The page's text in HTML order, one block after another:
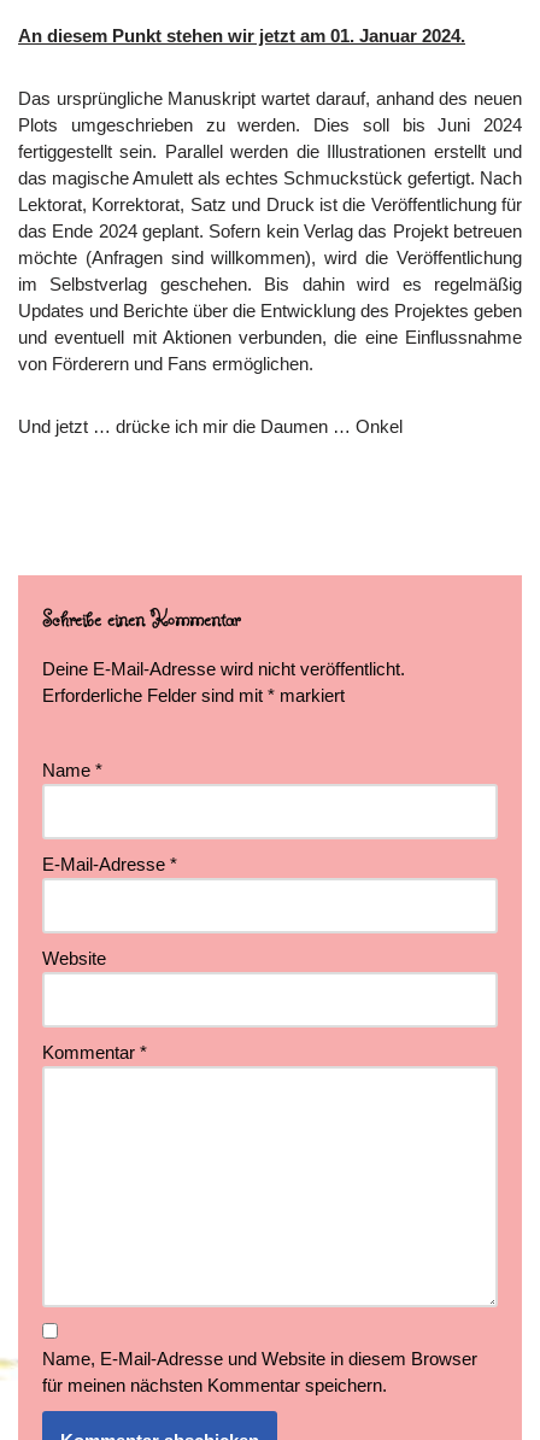
An diesem Punkt stehen wir jetzt am 01. Januar 2024.
Das ursprüngliche Manuskript wartet darauf, anhand des neuen
Plots umgeschrieben zu werden. Dies soll bis Juni 2024
fertiggestellt sein. Parallel werden die Illustrationen erstellt und
das magische Amulett als echtes Schmuckstück gefertigt. Nach
Lektorat, Korrektorat, Satz und Druck ist die Veröffentlichung für
das Ende 2024 geplant. Sofern kein Verlag das Projekt betreuen
möchte (Anfragen sind willkommen), wird die Veröffentlichung
im Selbstverlag geschehen. Bis dahin wird es regelmäßig
Updates und Berichte über die Entwicklung des Projektes geben
und eventuell mit Aktionen verbunden, die eine Einflussnahme
von Förderern und Fans ermöglichen.
Und jetzt … drücke ich mir die Daumen … Onkel
Schreibe einen Kommentar
Deine E-Mail-Adresse wird nicht veröffentlicht.
Erforderliche Felder sind mit * markiert
Name *
E-Mail-Adresse *
Website
Kommentar *
Name, E-Mail-Adresse und Website in diesem Browser
für meinen nächsten Kommentar speichern.